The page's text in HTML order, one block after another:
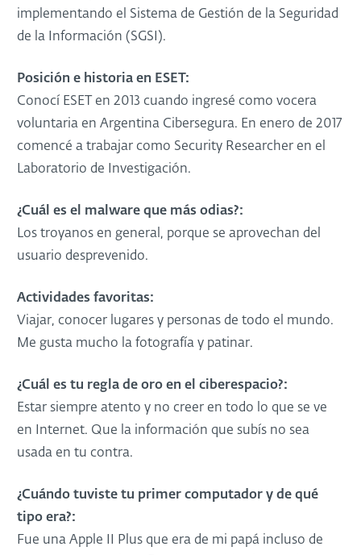
implementando el Sistema de Gestión de la Seguridad
de la Información (SGSI).
Posición e historia en ESET:
Conocí ESET en 2013 cuando ingresé como vocera
voluntaria en Argentina Cibersegura. En enero de 2017
comencé a trabajar como Security Researcher en el
Laboratorio de Investigación.
¿Cuál es el malware que más odias?:
Los troyanos en general, porque se aprovechan del
usuario desprevenido.
Actividades favoritas:
Viajar, conocer lugares y personas de todo el mundo.
Me gusta mucho la fotografía y patinar.
¿Cuál es tu regla de oro en el ciberespacio?:
Estar siempre atento y no creer en todo lo que se ve
en Internet. Que la información que subís no sea
usada en tu contra.
¿Cuándo tuviste tu primer computador y de qué
tipo era?:
Fue una Apple II Plus que era de mi papá incluso de